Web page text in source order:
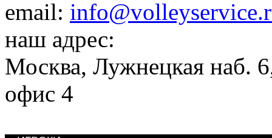
email:
наш адрес:
Москва, Лужнецкая наб.
офис 4